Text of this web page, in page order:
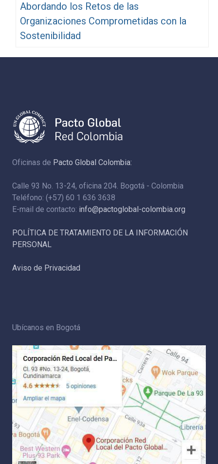
Abordando los Retos de las
Organizaciones Comprometidas con la
Sostenibilidad
Oficinas de Pacto Global Colombia:
Calle 93 No. 13-24, oficina 204. Bogotá - Colombia
Teléfono: (+57) 60 1 636 3638
E-mail de contacto: info@pactoglobal-colombia.org
POLÍTICA DE TRATAMIENTO DE LA INFORMACIÓN
PERSONAL
Aviso de Privacidad
Ubícanos en Bogotá